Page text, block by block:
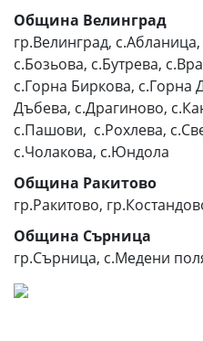
Община Велинград
гр.Велинград,
с.Бозьова, с.Бутрева,
с.Горна Биркова, с.Горна
Дъбева, с.Драгиново,
с.Пашови, с.Рохлева,
с.Чолакова, с.Юндола
Община Ракитово
гр.Ракитово,
Община Сърница
гр.Сърница, с.Медени